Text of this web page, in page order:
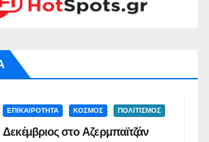
ΕΠΙΚΑΙΡΟΤΗΤΑ ΚΟΣΜΟΣ ΠΟΛΙΤΙΣΜΟΣ
Δεκέμβριος στο Αζερμπαϊτζάν